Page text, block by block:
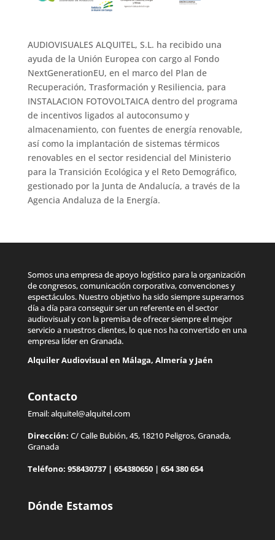
AUDIOVISUALES ALQUITEL, S.L. ha recibido una
ayuda de la Unión Europea con cargo al Fondo
NextGenerationEU, en el marco del Plan de
Recuperación, Trasformación y Resiliencia, para
INSTALACION FOTOVOLTAICA dentro del programa
de incentivos ligados al autoconsumo y
almacenamiento, con fuentes de energía renovable,
así como la implantación de sistemas térmicos
renovables en el sector residencial del Ministerio
para la Transición Ecológica y el Reto Demográfico,
gestionado por la Junta de Andalucía, a través de la
Agencia Andaluza de la Energía.
Somos una empresa de apoyo logístico para la organización
de congresos, comunicación corporativa, convenciones y
espectáculos. Nuestro objetivo ha sido siempre superarnos
día a día para conseguir ser un referente en el sector
audiovisual y con la premisa de ofrecer siempre el mejor
servicio a nuestros clientes, lo que nos ha convertido en una
empresa líder en Granada.
Alquiler Audiovisual en Málaga, Almería yJaén
Contacto
Email:alquitel@alquitel.com
Dirección: C/ Calle Bubión, 45, 18210 Peligros, Granada,
Granada
Teléfono: 958430737| 654380650| 654 380 654
Dónde Estamos